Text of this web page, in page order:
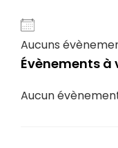
Aucuns
Évènements à
Aucun